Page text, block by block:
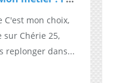
C'est mon choix,
Chérie 25,
replonger dans...